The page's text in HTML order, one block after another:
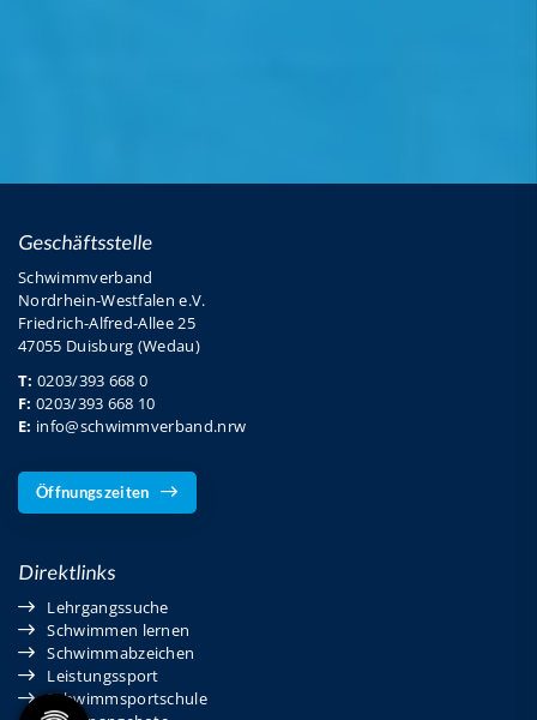
Geschäftsstelle
Schwimmverband
Nordrhein-Westfalen e.V.
Friedrich-Alfred-Allee 25
47055 Duisburg (Wedau)
T: 0203/393 668 0
F: 0203/393 668 10
E: info@schwimmverband.nrw
Öffnungszeiten
Direktlinks
Lehrgangssuche
Schwimmen lernen
Schwimmabzeichen
Leistungssport
Schwimmsportschule